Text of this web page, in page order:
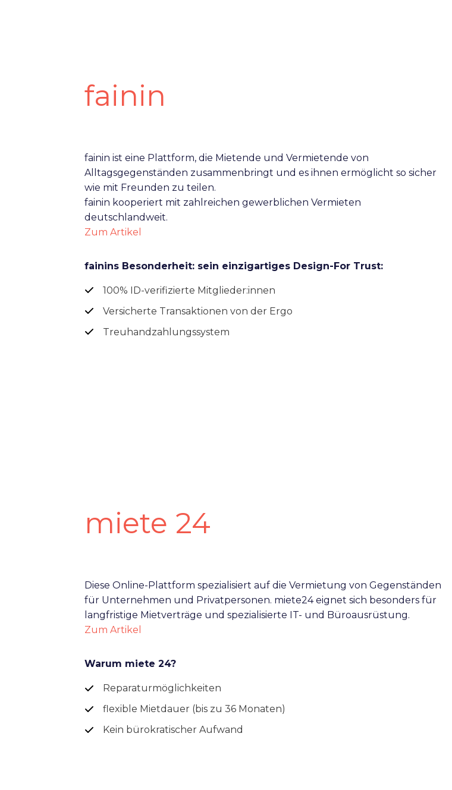
fainin
fainin ist eine Plattform, die Mietende und Vermietende von
Alltagsgegenständen zusammenbringt und es ihnen ermöglicht so sicher
wie mit Freunden zu teilen.
fainin kooperiert mit zahlreichen gewerblichen Vermieten
deutschlandweit.
Zum Artikel
fainins Besonderheit: sein einzigartiges Design-For Trust:
100% ID-verifizierte Mitglieder:innen
Versicherte Transaktionen von der Ergo
Treuhandzahlungssystem
miete 24
Diese Online-Plattform spezialisiert auf die Vermietung von Gegenständen
für Unternehmen und Privatpersonen. miete24 eignet sich besonders für
langfristige Mietverträge und spezialisierte IT- und Büroausrüstung.
Zum Artikel
Warum miete 24?
Reparaturmöglichkeiten
flexible Mietdauer (bis zu 36 Monaten)
Kein bürokratischer Aufwand